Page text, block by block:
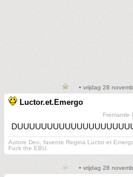
• vrijdag 28
Luctor.et.Emergo
Fremantle
Autore Deo, favente Regina Luctor et
Fuck the EBU.
• vrijdag 28